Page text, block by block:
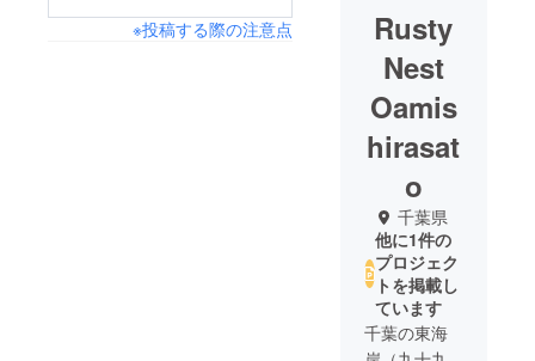
※投稿する際の注意点
Rusty
Nest
Oamis
hirasat
o
千葉県
他に1件の
プロジェク
トを掲載し
ています
千葉の東海